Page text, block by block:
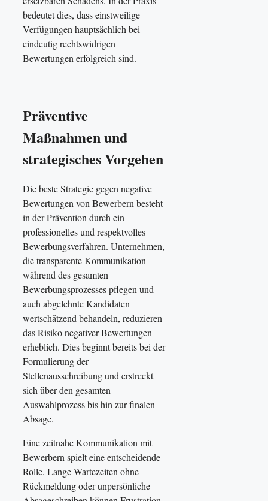
bedeutet dies, dass einstweilige
Verfügungen hauptsächlich bei
eindeutig rechtswidrigen
Bewertungen erfolgreich sind.
Präventive
Maßnahmen und
strategisches Vorgehen
Die beste Strategie gegen negative
Bewertungen von Bewerbern besteht
in der Prävention durch ein
professionelles und respektvolles
Bewerbungsverfahren. Unternehmen,
die transparente Kommunikation
während des gesamten
Bewerbungsprozesses pflegen und
auch abgelehnte Kandidaten
wertschätzend behandeln, reduzieren
das Risiko negativer Bewertungen
erheblich. Dies beginnt bereits bei der
Formulierung der
Stellenausschreibung und erstreckt
sich über den gesamten
Auswahlprozess bis hin zur finalen
Absage.
Eine zeitnahe Kommunikation mit
Bewerbern spielt eine entscheidende
Rolle. Lange Wartezeiten ohne
Rückmeldung oder unpersönliche